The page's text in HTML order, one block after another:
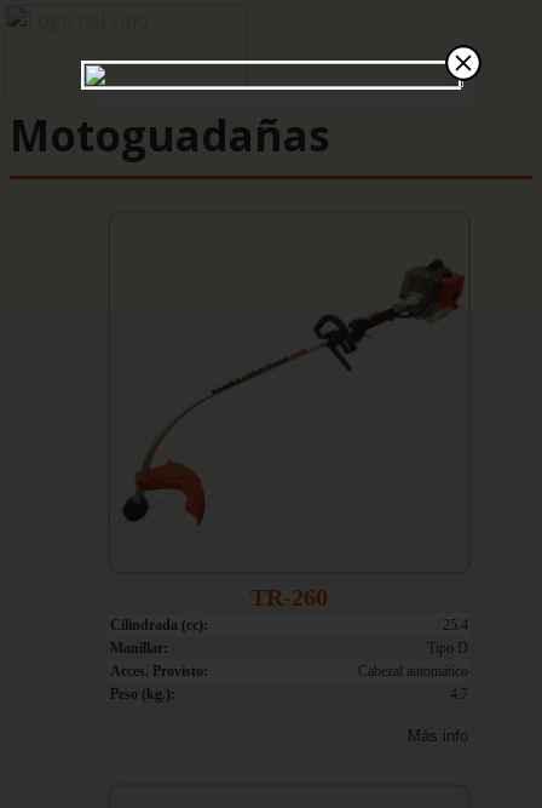
Motoguadañas
TR-260
Cilindrada (cc):
25.4
Manillar:
Tipo D
Acces. Provisto:
Cabezal automático
Peso (kg.):
4.7
Más info